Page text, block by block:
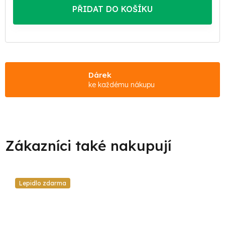
PŘIDAT DO KOŠÍKU
Dárek
ke každému nákupu
Lepidlo zdarma